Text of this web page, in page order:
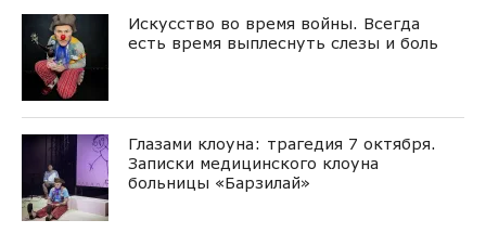
Искусство во время войны. Всегда
есть время выплеснуть слезы и боль
Глазами клоуна: трагедия 7 октября.
Записки медицинского клоуна
больницы «Барзилай»